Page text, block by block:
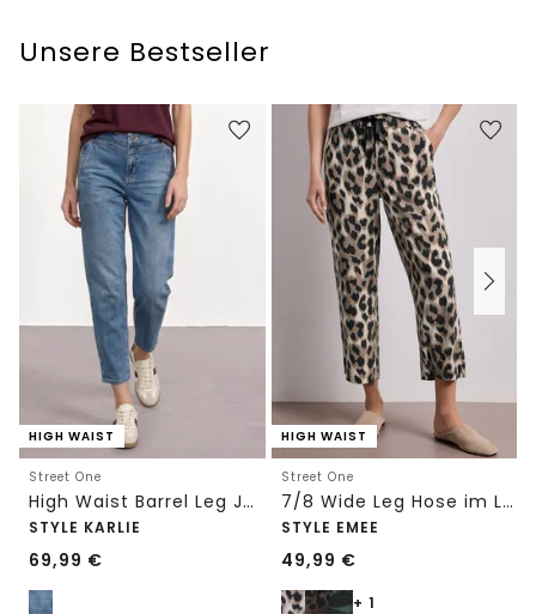
Unsere Bestseller
HIGH WAIST
Street One
High Waist Barrel Leg Jeans im Loose Fit
STYLE KARLIE
69,99 €
HIGH WAIST
Street One
7/8 Wide Leg Hose im Loose Fit mit Print
STYLE EMEE
49,99 €
+ 1